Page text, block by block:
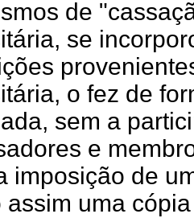
de
se
o fez de
sem a
e
imposição de
assim uma